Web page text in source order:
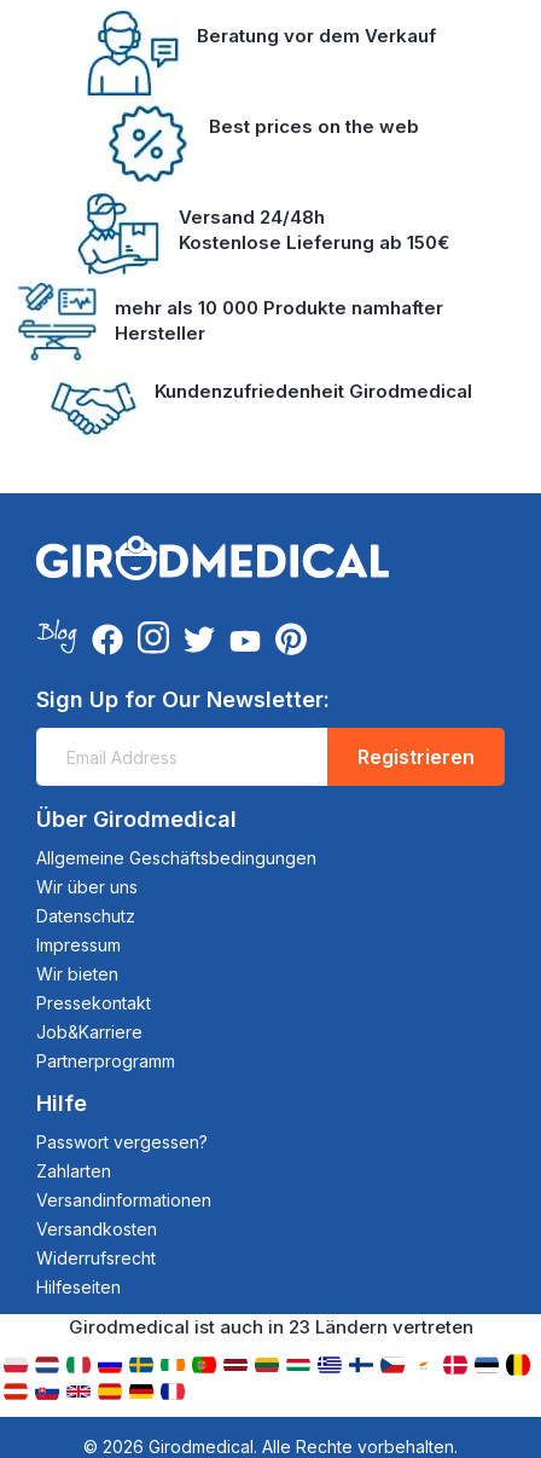
Beratung vor dem Verkauf
Best prices on the web
Versand 24/48h
Kostenlose Lieferung ab 150€
mehr als 10 000 Produkte namhafter
Hersteller
Kundenzufriedenheit Girodmedical
Sign Up for Our Newsletter:
Registrieren
Über Girodmedical
Allgemeine Geschäftsbedingungen
Wir über uns
Datenschutz
Impressum
Wir bieten
Pressekontakt
Job&Karriere
Partnerprogramm
Hilfe
Passwort vergessen?
Zahlarten
Versandinformationen
Versandkosten
Widerrufsrecht
Hilfeseiten
Girodmedical ist auch in 23 Ländern vertreten
© 2026 Girodmedical. Alle Rechte vorbehalten.